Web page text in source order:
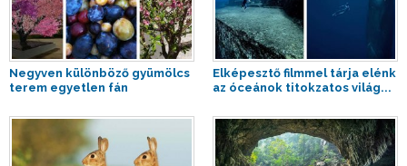
Negyven különböző gyümölcs
terem egyetlen fán
Elképesztő filmmel tárja elénk
az óceánok titokzatos világ...